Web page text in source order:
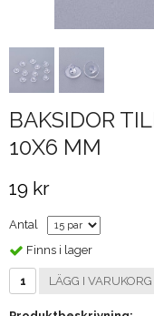
BAKSIDOR
10X6 MM
19 kr
Antal
Finns i lager
LÄGG I